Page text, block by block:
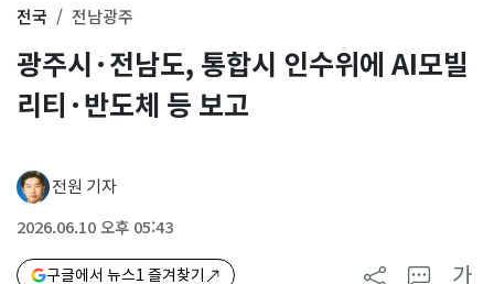
전국 전남광주
광주시·전남도, 통합시 인수위에 AI모빌
리티·반도체 등 보고
전원 기자
2026.06.10 오후 05:43
구글에서 뉴스1 즐겨찾기 가